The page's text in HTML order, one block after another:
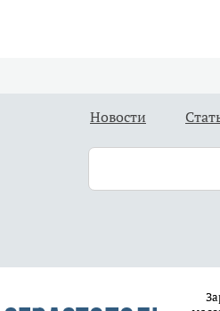
Новости